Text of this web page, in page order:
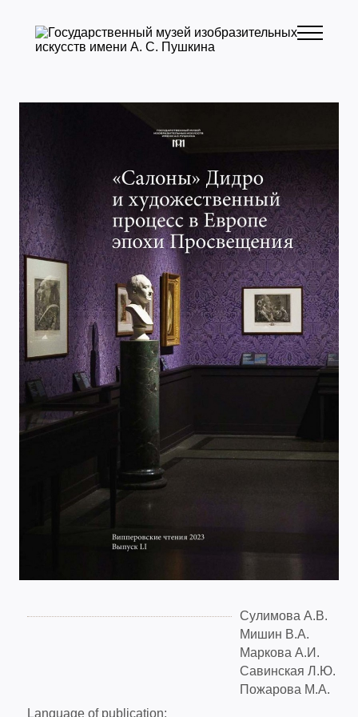
Сулимова А.В.
Мишин В.А.
Маркова А.И.
Савинская Л.Ю.
Пожарова М.А.
Language of publication: